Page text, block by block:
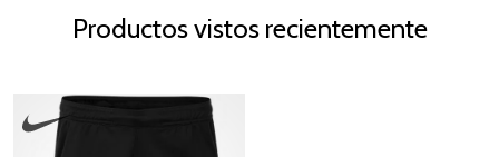
Productos vistos recientemente